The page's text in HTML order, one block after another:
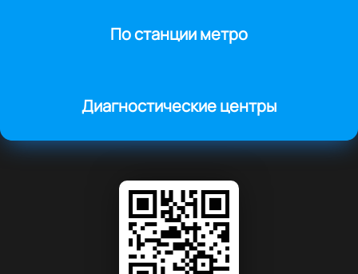
По станции метро
Диагностические центры